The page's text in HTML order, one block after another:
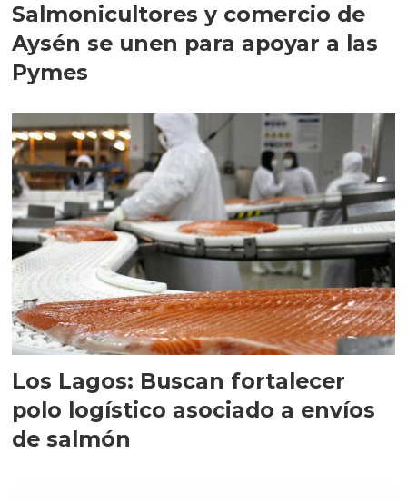
Salmonicultores y comercio de
Aysén se unen para apoyar a las
Pymes
Los Lagos: Buscan fortalecer
polo logístico asociado a envíos
de salmón